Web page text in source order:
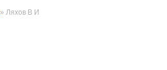
» Ляхов В И